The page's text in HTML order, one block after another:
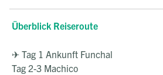
Überblick Reiseroute
✈ Tag 1 Ankunft Funchal
Tag 2-3 Machico